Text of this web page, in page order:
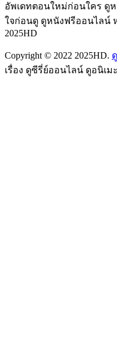
อัพเดทตอนใหม่ก่อนใคร ดู
ใจก่อนดู ดูหนังฟรีออนไลน์
2025HD
Copyright © 2022 2025HD.
เรื่อง ดูซีรี่ย์ออนไลน์ ดูอนิเม